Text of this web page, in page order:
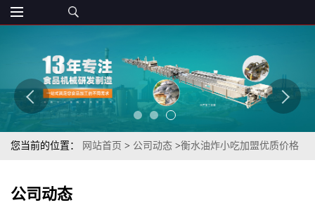
您当前的位置： 网站首页 > 公司动态 >衡水油炸小吃加盟优质价格
公司动态